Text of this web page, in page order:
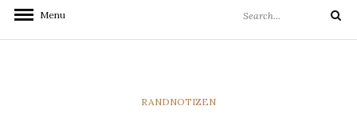
Menu
for:
Search
CATEGORIES
RANDNOTIZEN